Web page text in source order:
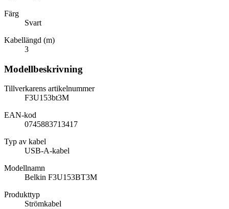
Färg
Svart
Kabellängd (m)
3
Modellbeskrivning
Tillverkarens artikelnummer
F3U153bt3M
EAN-kod
0745883713417
Typ av kabel
USB-A-kabel
Modellnamn
Belkin F3U153BT3M
Produkttyp
Strömkabel